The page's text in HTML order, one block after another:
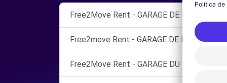
Free2Move Rent - GARAGE DE L'EUROPE -
Free2move Rent - GARAGE DE LA DEMI
Free2Move Rent - GARAGE DU MERIDIEN